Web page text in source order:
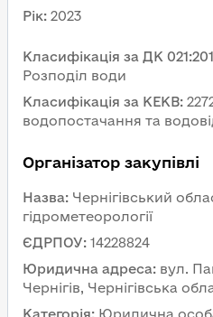
Рік: 2023
Класифікація за ДК
Розподіл води
Класифікація за КЕКВ:
водопостачання та
Організатор закупівлі
Назва: Чернігівський
гідрометеорології
ЄДРПОУ: 14228824
Юридична адреса: вул.
Чернігів, Чернігівська
Категорія: Юридична